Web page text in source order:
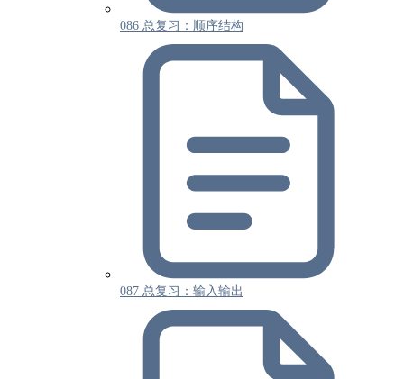
086 总复习：顺序结构
087 总复习：输入输出